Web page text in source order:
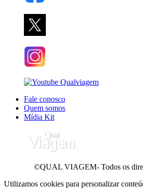
Fale conosco
Quem somos
Mídia Kit
©QUAL VIAGEM- Todos os
Utilizamos cookies para personalizar